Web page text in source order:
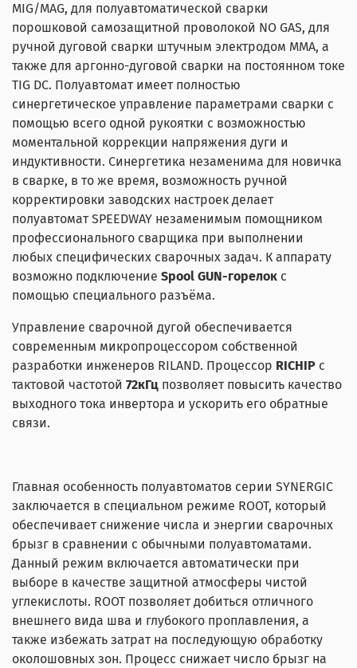
MIG/MAG, для полуавтоматической сварки
порошковой самозащитной проволокой NO GAS, для
ручной дуговой сварки штучным электродом MMA, а
также для аргонно-дуговой сварки на постоянном токе
TIG DC. Полуавтомат имеет полностью
синергетическое управление параметрами сварки с
помощью всего одной рукоятки с возможностью
моментальной коррекции напряжения дуги и
индуктивности. Синергетика незаменима для новичка
в сварке, в то же время, возможность ручной
корректировки заводских настроек делает
полуавтомат SPEEDWAY незаменимым помощником
профессионального сварщика при выполнении
любых специфических сварочных задач. К аппарату
возможно подключение Spool GUN-горелок с
помощью специального разъёма.
Управление сварочной дугой обеспечивается
современным микропроцессором собственной
разработки инженеров RILAND. Процессор RICHIP с
тактовой частотой 72кГц позволяет повысить качество
выходного тока инвертора и ускорить его обратные
связи.
Главная особенность полуавтоматов серии SYNERGIC
заключается в специальном режиме ROOT, который
обеспечивает снижение числа и энергии сварочных
брызг в сравнении с обычными полуавтоматами.
Данный режим включается автоматически при
выборе в качестве защитной атмосферы чистой
углекислоты. ROOT позволяет добиться отличного
внешнего вида шва и глубокого проплавления, а
также избежать затрат на последующую обработку
околошовных зон. Процесс снижает число брызг на